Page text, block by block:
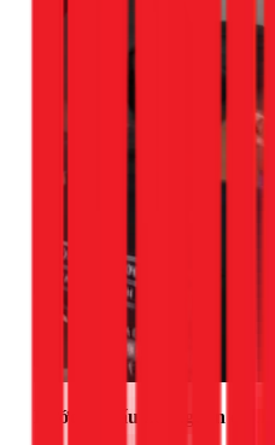
Bước 4: Đấu nối nguồn điện